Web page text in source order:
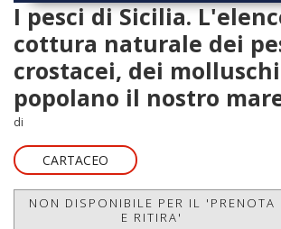
I pesci di Sicilia.
cottura naturale dei
crostacei, dei
popolano il nostro
di
CARTACEO
NON DISPONIBILE PER IL 'PRENOTA
E RITIRA'